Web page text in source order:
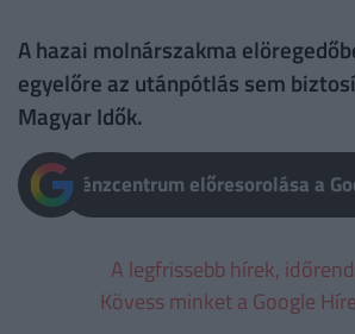
A hazai molnárszakma
egyelőre az utánpótlás sem
Magyar Idők.
Pénzcentrum előresorolása a
A legfrissebb hírek,
Kövess minket a Google